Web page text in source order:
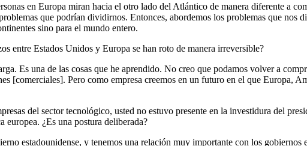
en Europa miran hacia el otro lado del Atlántico de manera diferente a
que podrían dividirnos. Entonces, abordemos los problemas que
sino para el mundo entero.
entre Estados Unidos y Europa se han roto de manera irreversible?
Es una de las cosas que he aprendido. No creo que podamos volver a
[comerciales]. Pero como empresa creemos en un futuro en el que Europa,
del sector tecnológico, usted no estuvo presente en la investidura del
¿Es una postura deliberada?
estadounidense, y tenemos una relación muy importante con los